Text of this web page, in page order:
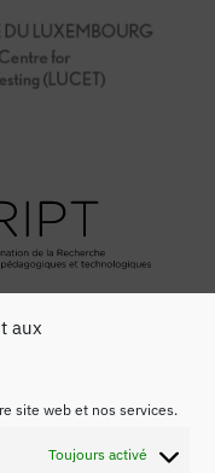
aux
site web et nos services.
Toujours activé